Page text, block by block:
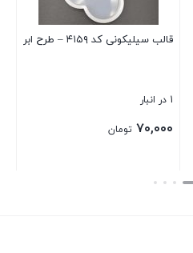
قالب سیلیکونی کد ۴۱۵۹ – طرح ابر
1 در انبار
۷۰,۰۰۰ تومان
بستن